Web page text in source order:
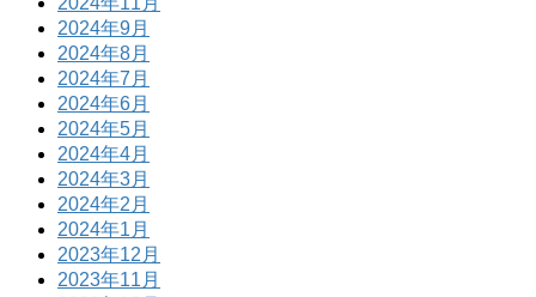
2024年9月
2024年8月
2024年7月
2024年6月
2024年5月
2024年4月
2024年3月
2024年2月
2024年1月
2023年12月
2023年11月